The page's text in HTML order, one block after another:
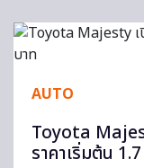
AUTO
Toyota
ราคาเริ่มต้น